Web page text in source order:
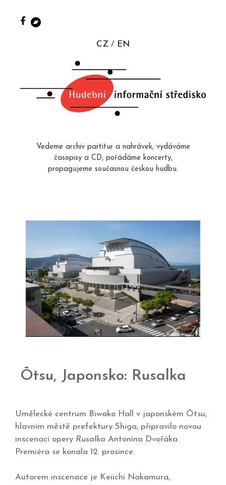
CZ EN
Vedeme archiv partitur a nahrávek, vydáváme
časopisy a CD, pořádáme koncerty,
propagujeme současnou českou hudbu.
Ōtsu, Japonsko: Rusalka
Umělecké centrum Biwako Hall v japonském Ōtsu,
hlavním městě prefektury Shiga, připravilo novou
inscenaci opery Rusalka Antonína Dvořáka.
Premiéra se konala 12. prosince.
Autorem inscenace je Keiichi Nakamura,